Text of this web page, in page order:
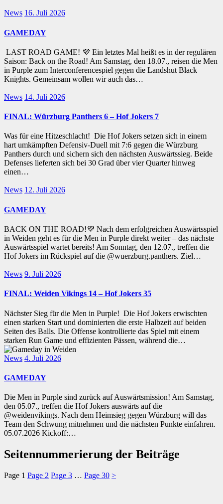
News 16. Juli 2026
GAMEDAY
LAST ROAD GAME! 💜 Ein letztes Mal heißt es in der regulären
Saison: Back on the Road! Am Samstag, den 18.07., reisen die Men
in Purple zum Interconferencespiel gegen die Landshut Black
Knights. Gemeinsam wollen wir auch das…
News 14. Juli 2026
FINAL: Würzburg Panthers 6 – Hof Jokers 7
Was für eine Hitzeschlacht! Die Hof Jokers setzen sich in einem
hart umkämpften Defensiv-Duell mit 7:6 gegen die Würzburg
Panthers durch und sichern sich den nächsten Auswärtssieg. Beide
Defenses lieferten sich bei 30 Grad über vier Quarter hinweg
einen…
News 12. Juli 2026
GAMEDAY
BACK ON THE ROAD!💜 Nach dem erfolgreichen Auswärtsspiel
in Weiden geht es für die Men in Purple direkt weiter – das nächste
Auswärtsspiel wartet bereits! Am Sonntag, den 12.07., treffen die
Hof Jokers im Rückspiel auf die @wuerzburg.panthers. Ziel…
News 9. Juli 2026
FINAL: Weiden Vikings 14 – Hof Jokers 35
Nächster Sieg für die Men in Purple! Die Hof Jokers erwischten
einen starken Start und dominierten die erste Halbzeit auf beiden
Seiten des Balls. Die Offense kontrollierte das Spiel mit einem
starken Run Game und effizienten Pässen, während die…
News 4. Juli 2026
GAMEDAY
Die Men in Purple sind zurück auf Auswärtsmission! Am Samstag,
den 05.07., treffen die Hof Jokers auswärts auf die
@weidenvikings. Nach dem Heimsieg gegen Würzburg will das
Team den Schwung mitnehmen und die nächsten Punkte einfahren.
05.07.2026 Kickoff:…
Seitennummerierung der Beiträge
Page 1 Page 2 Page 3 … Page 30 >